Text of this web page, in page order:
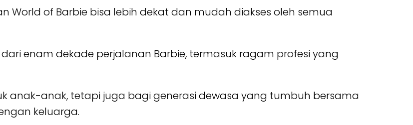
World of Barbie bisa lebih dekat dan mudah diakses oleh semua
enam dekade perjalanan Barbie, termasuk ragam profesi yang
anak-anak, tetapi juga bagi generasi dewasa yang tumbuh bersama
keluarga.